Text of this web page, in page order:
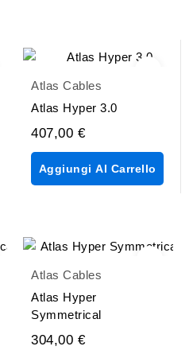
Atlas Cables
Atlas Hyper 3.0
407,00 €
Aggiungi Al Carrello
Atlas Cables
Atlas Hyper
Symmetrical
304,00 €